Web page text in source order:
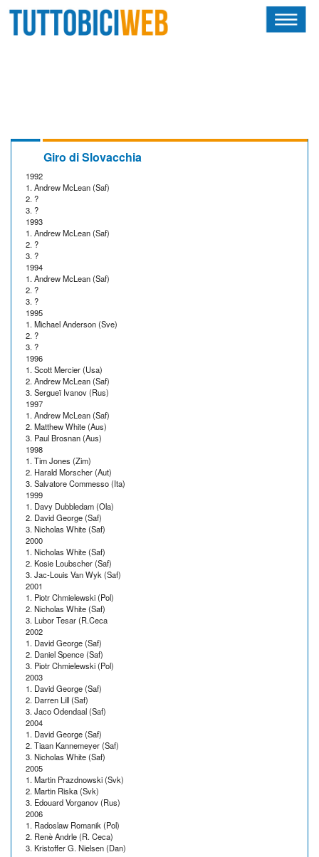
CALENDARIO
OSCAR
ALBI D'ORO
NEWSLETTER
Giro di Slovacchia
1992
1. Andrew McLean (Saf)
2. ?
3. ?
1993
1. Andrew McLean (Saf)
2. ?
3. ?
1994
1. Andrew McLean (Saf)
2. ?
3. ?
1995
1. Michael Anderson (Sve)
2. ?
3. ?
1996
1. Scott Mercier (Usa)
2. Andrew McLean (Saf)
3. Sergueï Ivanov (Rus)
1997
1. Andrew McLean (Saf)
2. Matthew White (Aus)
3. Paul Brosnan (Aus)
1998
1. Tim Jones (Zim)
2. Harald Morscher (Aut)
3. Salvatore Commesso (Ita)
1999
1. Davy Dubbledam (Ola)
2. David George (Saf)
3. Nicholas White (Saf)
2000
1. Nicholas White (Saf)
2. Kosie Loubscher (Saf)
3. Jac-Louis Van Wyk (Saf)
2001
1. Piotr Chmielewski (Pol)
2. Nicholas White (Saf)
3. Lubor Tesar (R.Ceca
2002
1. David George (Saf)
2. Daniel Spence (Saf)
3. Piotr Chmielewski (Pol)
2003
1. David George (Saf)
2. Darren Lill (Saf)
3. Jaco Odendaal (Saf)
2004
1. David George (Saf)
2. Tiaan Kannemeyer (Saf)
3. Nicholas White (Saf)
2005
1. Martin Prazdnowski (Svk)
2. Martin Riska (Svk)
3. Edouard Vorganov (Rus)
2006
1. Radoslaw Romanik (Pol)
2. Renè Andrle (R. Ceca)
3. Kristoffer G. Nielsen (Dan)